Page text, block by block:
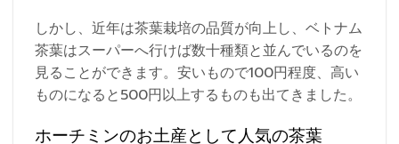
しかし、近年は茶葉栽培の品質が向上し、ベトナム
茶葉はスーパーへ行けば数十種類と並んでいるのを
見ることができます。安いもので100円程度、高い
ものになると500円以上するものも出てきました。
ホーチミンのお土産として人気の茶葉